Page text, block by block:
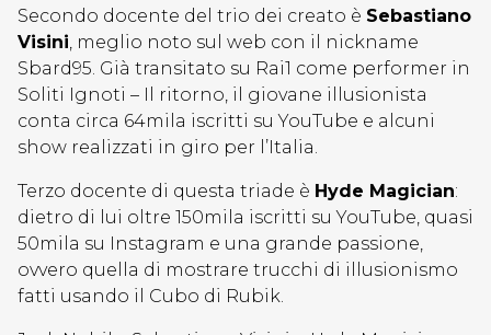
Secondo docente del trio dei creato è Sebastiano
Visini, meglio noto sul web con il nickname
Sbard95. Già transitato su Rai1 come performer in
Soliti Ignoti – Il ritorno, il giovane illusionista
conta circa 64mila iscritti su YouTube e alcuni
show realizzati in giro per l’Italia.
Terzo docente di questa triade è Hyde Magician:
dietro di lui oltre 150mila iscritti su YouTube, quasi
50mila su Instagram e una grande passione,
ovvero quella di mostrare trucchi di illusionismo
fatti usando il Cubo di Rubik.